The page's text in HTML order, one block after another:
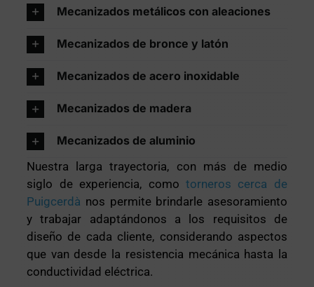
Mecanizados metálicos con aleaciones
Mecanizados de bronce y latón
Mecanizados de acero inoxidable
Mecanizados de madera
Mecanizados de aluminio
Nuestra larga trayectoria, con más de medio
siglo de experiencia, como torneros cerca de
Puigcerdà nos permite brindarle asesoramiento
y trabajar adaptándonos a los requisitos de
diseño de cada cliente, considerando aspectos
que van desde la resistencia mecánica hasta la
conductividad eléctrica.